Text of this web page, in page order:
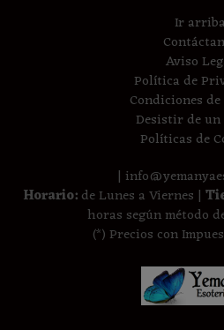
Ir arriba
Aviso
Política de
Condiciones
Desistir de
Políticas de
|
Horario:de Lunes a Viernes |
horas según método
(*) Precios con